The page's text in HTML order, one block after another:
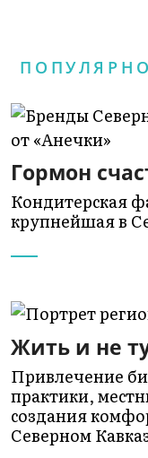
Гормон
Кондитерская
крупнейшая в
Жить и не
Привлечение
практики,
создания
Северном